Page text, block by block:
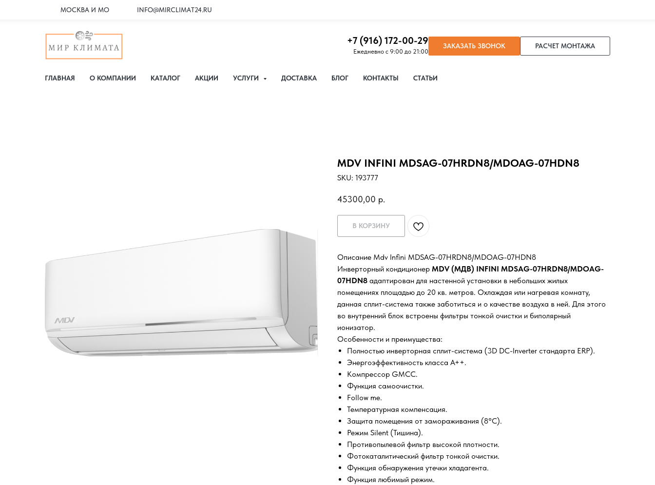
МОСКВА И МО INFO@MIRCLIMAT24.RU
+7 (916) 172-00-29
Ежедневно с 9:00 до 21:00
ЗАКАЗАТЬ ЗВОНОК РАСЧЕТ МОНТАЖА
ГЛАВНАЯ О КОМПАНИИ КАТАЛОГ АКЦИИ УСЛУГИ ДОСТАВКА БЛОГ КОНТАКТЫ СТАТЬИ
MDV INFINI MDSAG-07HRDN8/MDOAG-07HDN8
SKU: 193777
45300,00 р.
В КОРЗИНУ
Описание Mdv Infini MDSAG-07HRDN8/MDOAG-07HDN8
Инверторный кондиционер MDV (МДВ) INFINI MDSAG-07HRDN8/MDOAG-
07HDN8 адаптирован для настенной установки в небольших жилых
помещениях площадью до 20 кв. метров. Охлаждая или нагревая комнату,
данная сплит-система также заботиться и о качестве воздуха в ней. Для этого
во внутренний блок встроены фильтры тонкой очистки и биполярный
ионизатор.
Особенности и преимущества:
Полностью инверторная сплит-система (3D DC-Inverter стандарта ERP).
Энергоэффективность класса А++.
Компрессор GMCC.
Функция самоочистки.
Follow me.
Температурная компенсация.
Защита помещения от замораживания (8°С).
Режим Silent (Тишина).
Противопылевой фильтр высокой плотности.
Фотокаталитический фильтр тонкой очистки.
Функция обнаружения утечки хладагента.
Функция любимый режим.